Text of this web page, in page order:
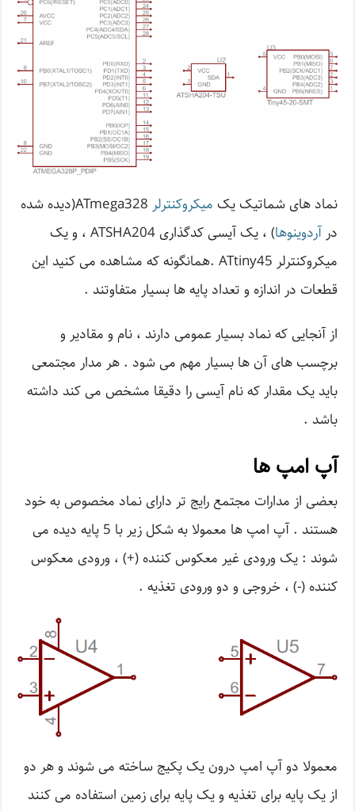
نماد های شماتیک یک میکروکنترلر
ATmega328(دیده شده
درآردوینوها
) ، یک آیسی کدگذاری ATSHA204 ، و یک
میکروکنترلر ATtiny45 .همانگونه که مشاهده می کنید این
قطعات در اندازه و تعداد پایه ها بسیار متفاوتند .
از آنجایی که نماد بسیار عمومی دارند ، نام و مقادیر و
برچسب های آن ها بسیار مهم می شود . هر مدار مجتمعی
باید یک مقدار که نام آیسی را دقیقا مشخص می کند داشته
باشد .
آپ امپ ها
بعضی از مدارات مجتمع رایج تر دارای نماد مخصوص به خود
هستند . آپ امپ ها معمولا به شکل زیر با 5 پایه دیده می
شوند : یک ورودی غیر معکوس کننده (+) ، ورودی معکوس
کننده (-) ، خروجی و دو ورودی تغذیه .
معمولا دو آپ امپ درون یک پکیج ساخته می شوند و هر دو
از یک پایه برای تغذیه و یک پایه برای زمین استفاده می کنند